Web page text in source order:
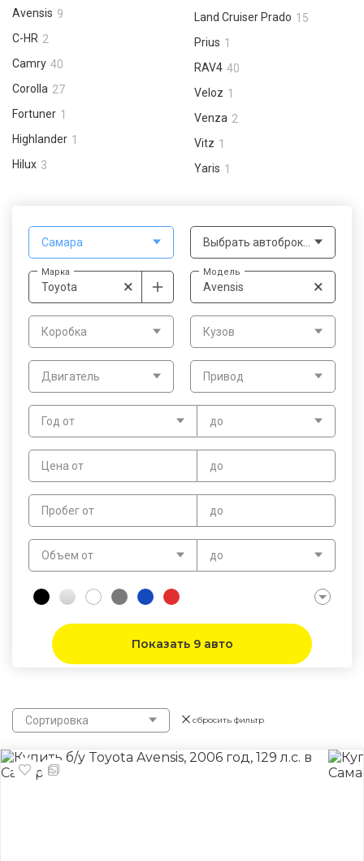
Самара
Марка
×
Toyota
Модель
×
Avensis
Год от до
Цена от до
Коробка
Пробег от до
Объем от до
Кузов
Двигатель Привод
Показать 9 авто
Avensis 9
C-HR 2
Camry 40
Corolla 27
Fortuner 1
Highlander 1
Hilux 3
Land Cruiser Prado 15
Prius 1
RAV4 40
Veloz 1
Venza 2
Vitz 1
Yaris 1
Сортировка сбросить фильтр